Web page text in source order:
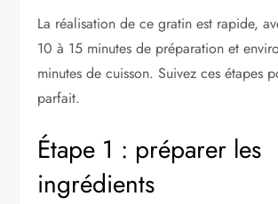
La réalisation de ce gratin est rapide,
10 à 15 minutes de préparation et
minutes de cuisson. Suivez ces étapes
parfait.
Étape 1 : préparer les
ingrédients